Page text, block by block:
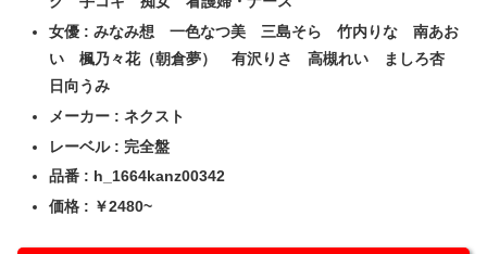
女優 : みなみ想 一色なつ美 三島そら 竹内りな 南あお
い 楓乃々花（朝倉夢） 有沢りさ 高槻れい ましろ杏
日向うみ
メーカー : ネクスト
レーベル : 完全盤
品番 : h_1664kanz00342
価格 : ￥2480~